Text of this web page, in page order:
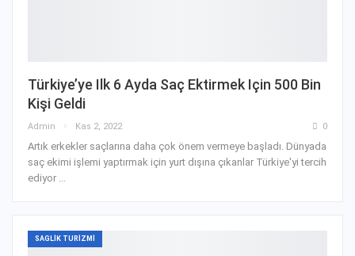
Türkiye’ye Ilk 6 Ayda Saç Ektirmek Için 500 Bin
Kişi Geldi
Admin Kas 2, 2022 0
Artık erkekler saçlarına daha çok önem vermeye başladı. Dünyada
saç ekimi işlemi yaptırmak için yurt dışına çıkanlar Türkiye'yi tercih
ediyor ...
SAGLIK TURIZMI